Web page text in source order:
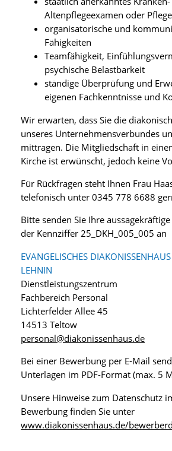
Altenpflegeexamen oder
organisatorische und
Fähigkeiten
Teamfähigkeit,
psychische Belastbarkeit
ständige Überprüfung und
eigenen Fachkenntnisse und
Wir erwarten, dass Sie die
unseres Unternehmensverbundes
mittragen. Die Mitgliedschaft in
Kirche ist erwünscht, jedoch keine
Für Rückfragen steht Ihnen Frau
telefonisch unter 0345 778 6688
Bitte senden Sie Ihre
der Kennziffer 25_DKH_005_005 an
EVANGELISCHES
LEHNIN
Dienstleistungszentrum
Fachbereich Personal
Lichterfelder Allee 45
14513 Teltow
personal@diakonissenhaus.de
Bei einer Bewerbung per E-Mail
Unterlagen im PDF-Format (max. 5
Unsere Hinweise zum Datenschutz
Bewerbung finden Sie unter
www.diakonissenhaus.de/